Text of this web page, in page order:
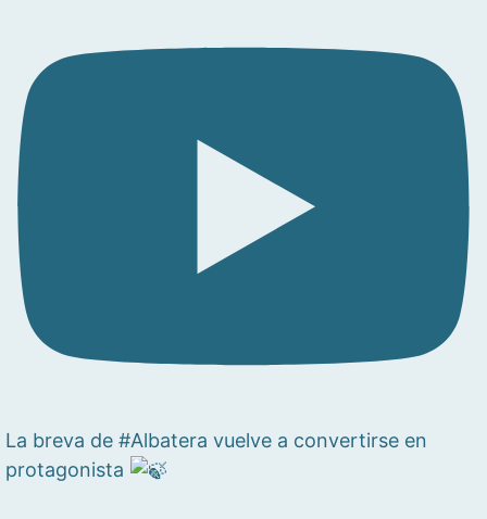
La breva de #Albatera vuelve a convertirse en
protagonista